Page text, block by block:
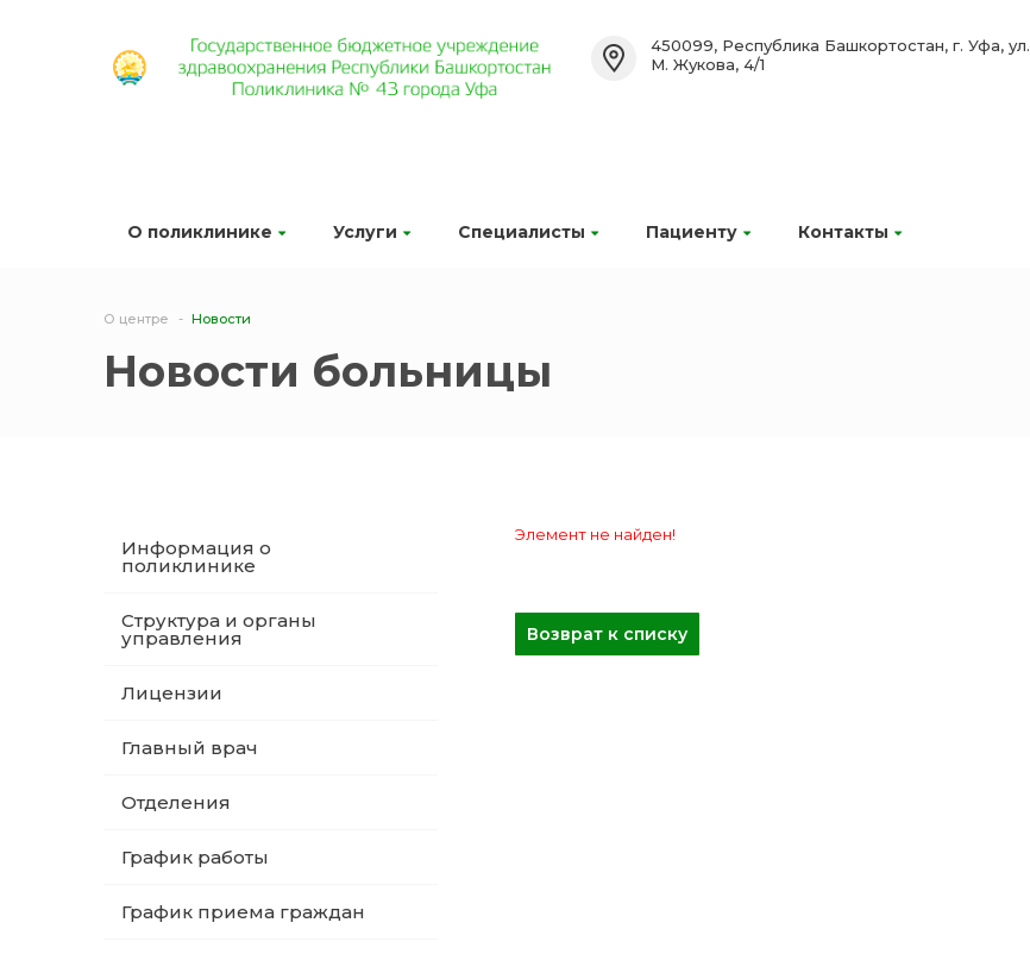
О поликлинике Услуги Специалисты Пациенту Контакты
450099, Республика Башкортостан, г. Уфа, ул.
М. Жукова, 4/1
О центре Новости
Новости больницы
Информация о
поликлинике
Структура и органы
управления
Лицензии
Главный врач
Отделения
График работы
График приема граждан
Элемент не найден!
Возврат к списку